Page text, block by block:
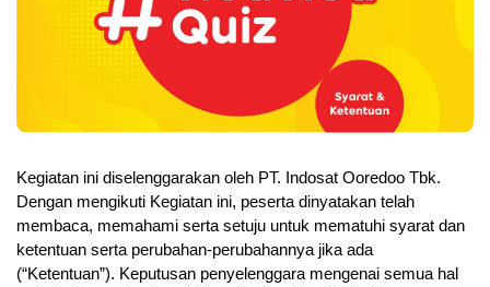
Kegiatan ini diselenggarakan oleh PT. Indosat Ooredoo Tbk.
Dengan mengikuti Kegiatan ini, peserta dinyatakan telah
membaca, memahami serta setuju untuk mematuhi syarat dan
ketentuan serta perubahan-perubahannya jika ada
(“Ketentuan”). Keputusan penyelenggara mengenai semua hal